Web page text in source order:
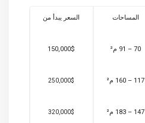
المساحات السعر يبدأ من
70 – 91 م² 150,000$
117 – 160 م² 250,000$
147 – 183 م² 320,000$